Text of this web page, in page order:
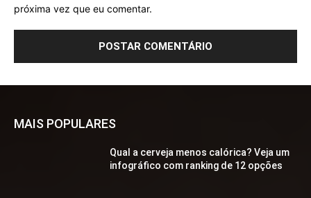
próxima vez que eu comentar.
MAIS POPULARES
Qual a cerveja menos calórica? Veja um
infográfico com ranking de 12 opções